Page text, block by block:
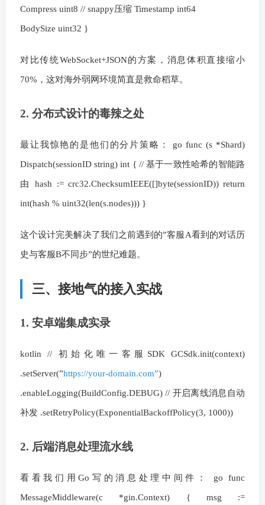
Compress uint8 // snappy压缩 Timestamp int64
BodySize uint32 }
对比传统WebSocket+JSON的方案，消息体积直接缩小
70%，这对海外弱网环境简直是救命稻草。
2. 分布式设计的毒辣之处
最让我惊艳的是他们的分片策略： go func (s *Shard)
Dispatch(sessionID string) int { // 基于一致性哈希的智能路
由 hash := crc32.ChecksumIEEE([]byte(sessionID)) return
int(hash % uint32(len(s.nodes))) }
这个设计完美解决了我们之前遇到的”客服A看到的对话历
史与客服B不同步”的世纪难题。
三、接地气的接入实战
1. 安卓端集成实录
kotlin // 初始化唯一客服SDK GCSdk.init(context)
.setServer(”https://your-domain.com”)
.enableLogging(BuildConfig.DEBUG) // 开启离线消息自动
补发 .setRetryPolicy(ExponentialBackoffPolicy(3, 1000))
2. 后端消息处理流水线
看看我们用Go写的消息处理中间件： go func
MessageMiddleware(c *gin.Context) { msg :=